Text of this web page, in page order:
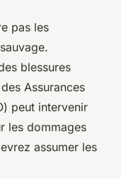
pas les
blessures
Assurances
peut intervenir
les dommages
assumer les